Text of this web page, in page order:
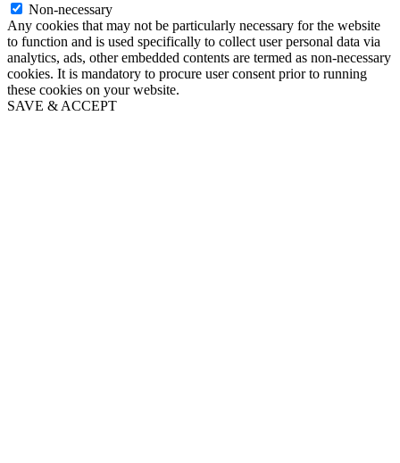
Non-necessary
Any cookies that may not be particularly necessary for the website
to function and is used specifically to collect user personal data via
analytics, ads, other embedded contents are termed as non-necessary
cookies. It is mandatory to procure user consent prior to running
these cookies on your website.
SAVE & ACCEPT